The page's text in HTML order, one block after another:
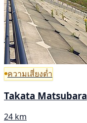
ความเสี่ยงต่ำ
Takata Matsubara
24 km